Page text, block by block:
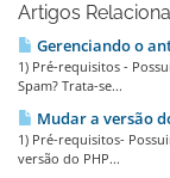
Artigos
Gerenciando o
1) Pré-requisitos -
Spam? Trata-se...
Mudar a versão
1) Pré-requisitos-
versão do PHP...